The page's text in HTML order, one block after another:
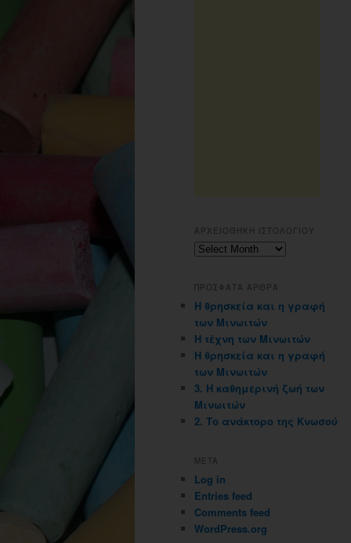
ΑΡΧΕΙΟΘΗΚΗ ΙΣΤΟΛΟΓΙΟΥ
Αρχειοθηκη
ΠΡΟΣΦΑΤΑ ΑΡΘΡΑ
Η θρησκεία και η γραφή
των Μινωιτών
Η τέχνη των Μινωιτών
Η θρησκεία και η γραφή
των Μινωιτών
3. Η καθημερινή ζωή των
Μινωιτών
2. Το ανάκτορο της Κνωσού
META
Log in
Entries feed
Comments feed
WordPress.org